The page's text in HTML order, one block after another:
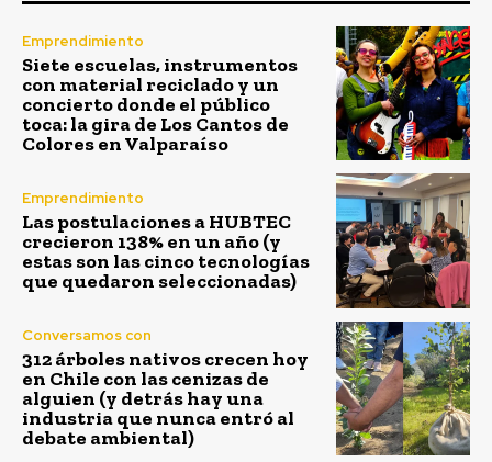
Emprendimiento
Siete escuelas, instrumentos
con material reciclado y un
concierto donde el público
toca: la gira de Los Cantos de
Colores en Valparaíso
Emprendimiento
Las postulaciones a HUBTEC
crecieron 138% en un año (y
estas son las cinco tecnologías
que quedaron seleccionadas)
Conversamos con
312 árboles nativos crecen hoy
en Chile con las cenizas de
alguien (y detrás hay una
industria que nunca entró al
debate ambiental)